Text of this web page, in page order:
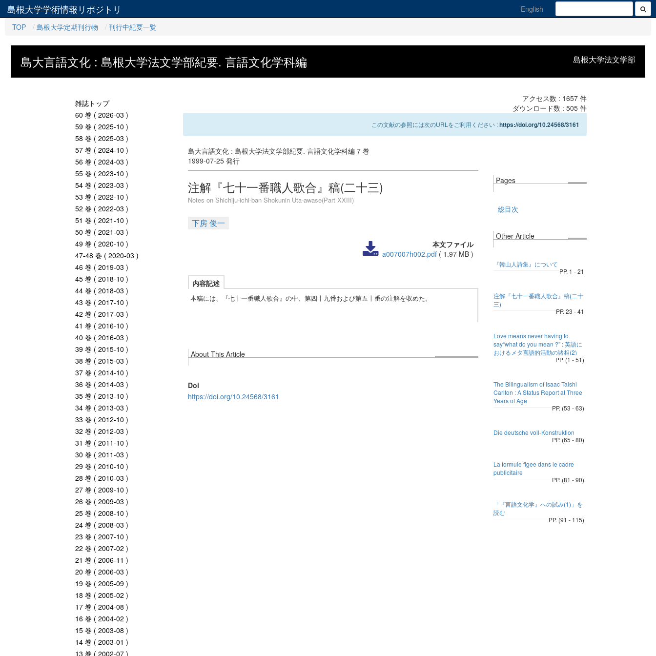
島根大学学術情報リポジトリ
English
TOP
島根大学定期刊行物 刊行中紀要一覧
島根大学法文学部
島大言語文化 : 島根大学法文学部紀要. 言語文化学科編
雑誌トップ
60 巻 ( 2026-03 )
59 巻 ( 2025-10 )
58 巻 ( 2025-03 )
57 巻 ( 2024-10 )
56 巻 ( 2024-03 )
55 巻 ( 2023-10 )
54 巻 ( 2023-03 )
53 巻 ( 2022-10 )
52 巻 ( 2022-03 )
51 巻 ( 2021-10 )
50 巻 ( 2021-03 )
49 巻 ( 2020-10 )
47-48 巻 ( 2020-03 )
46 巻 ( 2019-03 )
45 巻 ( 2018-10 )
44 巻 ( 2018-03 )
43 巻 ( 2017-10 )
42 巻 ( 2017-03 )
41 巻 ( 2016-10 )
40 巻 ( 2016-03 )
39 巻 ( 2015-10 )
38 巻 ( 2015-03 )
37 巻 ( 2014-10 )
36 巻 ( 2014-03 )
35 巻 ( 2013-10 )
34 巻 ( 2013-03 )
33 巻 ( 2012-10 )
32 巻 ( 2012-03 )
31 巻 ( 2011-10 )
30 巻 ( 2011-03 )
29 巻 ( 2010-10 )
28 巻 ( 2010-03 )
27 巻 ( 2009-10 )
26 巻 ( 2009-03 )
25 巻 ( 2008-10 )
24 巻 ( 2008-03 )
23 巻 ( 2007-10 )
22 巻 ( 2007-02 )
21 巻 ( 2006-11 )
20 巻 ( 2006-03 )
19 巻 ( 2005-09 )
18 巻 ( 2005-02 )
17 巻 ( 2004-08 )
16 巻 ( 2004-02 )
15 巻 ( 2003-08 )
14 巻 ( 2003-01 )
13 巻 ( 2002-07 )
アクセス数 : 1657件
ダウンロード数 : 505件
この文献の参照には次のURLをご利用ください :https://doi.org/10.24568/3161
島大言語文化 : 島根大学法文学部紀要. 言語文化学科編 7 巻
1999-07-25 発行
注解『七十一番職人歌合』稿(二十三)
Notes on Shichiju-ichi-ban Shokunin Uta-awase(Part XXIII)
下房 俊一
本文ファイル
a007007h002.pdf ( 1.97 MB )
内容記述
本稿には、『七十一番職人歌合』の中、第四十九番および第五十番の注解を収めた。
About This Article
Doi
https://doi.org/10.24568/3161
Pages
総目次
Other Article
『韓山人詩集』について
PP. 1 - 21
注解『七十一番職人歌合』稿(二十
三)
PP. 23 - 41
Love means never having to
say“what do you mean ?” : 英語に
おけるメタ言語的活動の諸相(2)
PP. (1 - 51)
The Bilingualism of Isaac Taishi
Carlton : A Status Report at Three
Years of Age
PP. (53 - 63)
Die deutsche voll-Konstruktion
PP. (65 - 80)
La formule figee dans le cadre
publicitaire
PP. (81 - 90)
「『言語文化学』への試み(1)」を
読む
PP. (91 - 115)